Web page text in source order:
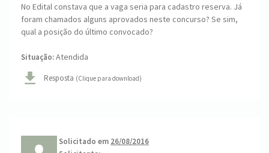
No Edital constava que a vaga seria para cadastro reserva. Já
foram chamados alguns aprovados neste concurso? Se sim,
qual a posição do último convocado?
Situação:Atendida
Resposta (Clique para download)
Solicitado em 26/08/2016